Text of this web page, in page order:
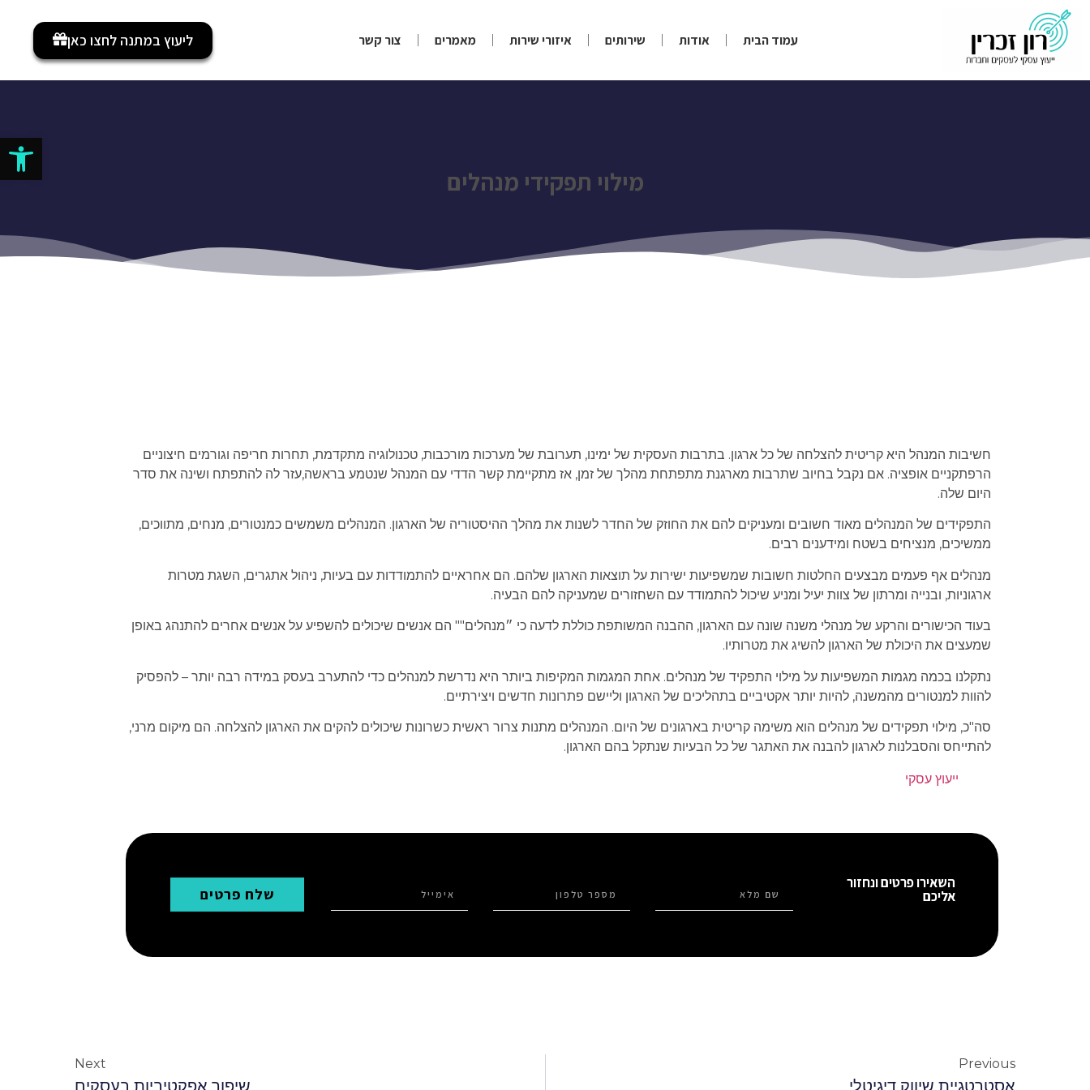
פתח
עמוד הבית אודות שירותים איזורי שירות מאמרים צור קשר ליעוץ במתנה לחצו כאן
מילוי תפקידי מנהלים
חשיבות המנהל היא קריטית להצלחה של כל ארגון. בתרבות העסקית של ימינו, תערובת של מערכות מורכבות, טכנולוגיה מתקדמת, תחרות חריפה וגורמים חיצוניים
הרפתקניים אופציה. אם נקבל בחיוב שתרבות מארגנת מתפתחת מהלך של זמן, אז מתקיימת קשר הדדי עם המנהל שנטמע בראשה,עזר לה להתפתח ושינה את סדר
היום שלה.
התפקידים של המנהלים מאוד חשובים ומעניקים להם את החוזק של החדר לשנות את מהלך ההיסטוריה של הארגון. המנהלים משמשים כמנטורים, מנחים, מתווכים,
ממשיכים, מנציחים בשטח ומידענים רבים.
מנהלים אף פעמים מבצעים החלטות חשובות שמשפיעות ישירות על תוצאות הארגון שלהם. הם אחראיים להתמודדות עם בעיות, ניהול אתגרים, השגת מטרות
ארגוניות, ובנייה ומרתון של צוות יעיל ומניע שיכול להתמודד עם השחזורים שמעניקה להם הבעיה.
בעוד הכישורים והרקע של מנהלי משנה שונה עם הארגון, ההבנה המשותפת כוללת לדעה כי ״מנהלים"" הם אנשים שיכולים להשפיע על אנשים אחרים להתנהג באופן
שמעצים את היכולת של הארגון להשיג את מטרותיו.
נתקלנו בכמה מגמות המשפיעות על מילוי התפקיד של מנהלים. אחת המגמות המקיפות ביותר היא נדרשת למנהלים כדי להתערב בעסק במידה רבה יותר – להפסיק
להוות למנטורים מהמשנה, להיות יותר אקטיביים בתהליכים של הארגון וליישם פתרונות חדשים ויצירתיים.
סה"כ, מילוי תפקידים של מנהלים הוא משימה קריטית בארגונים של היום. המנהלים מתנות צרור ראשית כשרונות שיכולים להקים את הארגון להצלחה. הם מיקום מרני,
להתייחס והסבלנות לארגון להבנה את האתגר של כל הבעיות שנתקל בהם הארגון.
ייעוץ עסקי
השאירו פרטים ונחזור
אליכם שלח פרטים
Previous
אסטרטגיית שיווק דיגיטלי
Next
שיפור אפקטיביות בעסקים